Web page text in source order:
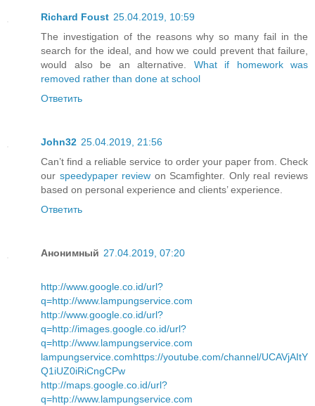
Richard Foust 25.04.2019, 10:59
The investigation of the reasons why so many fail in the
search for the ideal, and how we could prevent that failure,
would also be an alternative. What if homework was
removed rather than done at school
Ответить
John32 25.04.2019, 21:56
Can’t find a reliable service to order your paper from. Check
our speedypaper review on Scamfighter. Only real reviews
based on personal experience and clients’ experience.
Ответить
Анонимный 27.04.2019, 07:20
http://www.google.co.id/url?
q=http://www.lampungservice.com
http://www.google.co.id/url?
q=http://images.google.co.id/url?
q=http://www.lampungservice.com
lampungservice.comhttps://youtube.com/channel/UCAVjAItY
Q1iUZ0iRiCngCPw
http://maps.google.co.id/url?
q=http://www.lampungservice.com